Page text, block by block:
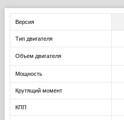
Версия
Тип двигателя
Объем двигателя
Мощность
Крутящий момент
КПП